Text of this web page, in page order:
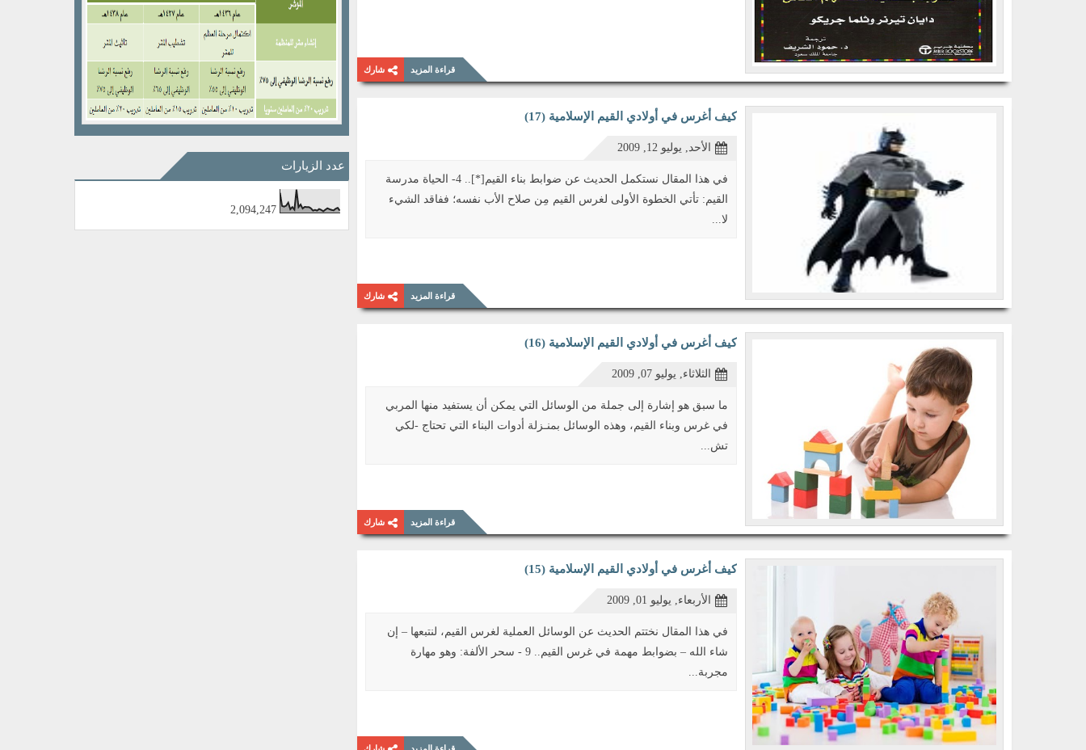
قراءة المزيد شارك
كيف أغرس في أولادي القيم الإسلامية (17)
الأحد, يوليو 12, 2009
في هذا المقال نستكمل الحديث عن ضوابط بناء القيم[*].. 4- الحياة مدرسة
القيم: تأتي الخطوة الأولى لغرس القيم مِن صلاح الأب نفسه؛ ففاقد الشيء
لا...
قراءة المزيد شارك
كيف أغرس في أولادي القيم الإسلامية (16)
الثلاثاء, يوليو 07, 2009
ما سبق هو إشارة إلى جملة من الوسائل التي يمكن أن يستفيد منها المربي
في غرس وبناء القيم، وهذه الوسائل بمنـزلة أدوات البناء التي تحتاج -لكي
تش...
قراءة المزيد شارك
كيف أغرس في أولادي القيم الإسلامية (15)
الأربعاء, يوليو 01, 2009
في هذا المقال نختتم الحديث عن الوسائل العملية لغرس القيم، لنتبعها – إن
شاء الله – بضوابط مهمة في غرس القيم.. 9 - سحر الألفة: وهو مهارة
مجربة...
عدد الزيارات
2,094,247